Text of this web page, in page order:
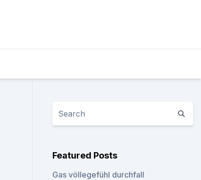
Featured Posts
Gas völlegefühl durchfall